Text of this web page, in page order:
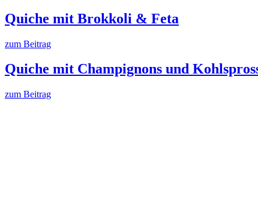
Quiche mit Brokkoli & Feta
zum Beitrag
Quiche mit Champignons und
zum Beitrag